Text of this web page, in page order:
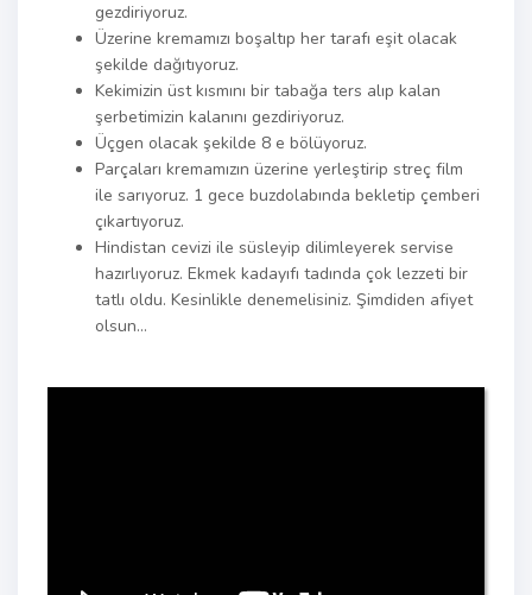
gezdiriyoruz.
Üzerine kremamızı boşaltıp her tarafı eşit olacak
şekilde dağıtıyoruz.
Kekimizin üst kısmını bir tabağa ters alıp kalan
şerbetimizin kalanını gezdiriyoruz.
Üçgen olacak şekilde 8 e bölüyoruz.
Parçaları kremamızın üzerine yerleştirip streç film
ile sarıyoruz. 1 gece buzdolabında bekletip çemberi
çıkartıyoruz.
Hindistan cevizi ile süsleyip dilimleyerek servise
hazırlıyoruz. Ekmek kadayıfı tadında çok lezzeti bir
tatlı oldu. Kesinlikle denemelisiniz. Şimdiden afiyet
olsun…